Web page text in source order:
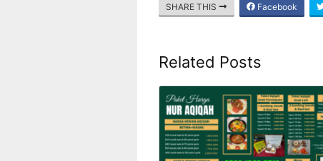
SHARE THIS Facebook
Related Posts